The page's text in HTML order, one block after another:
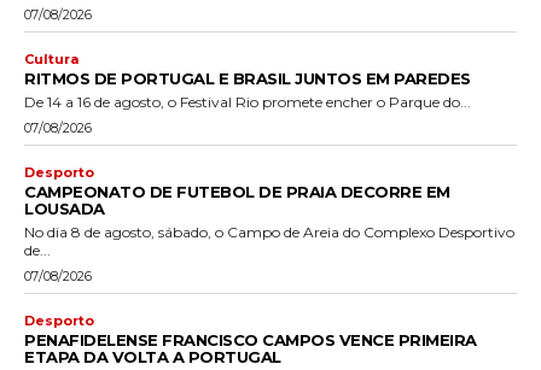
07/08/2026
Cultura
RITMOS DE PORTUGAL E BRASIL JUNTOS EM PAREDES
De 14 a 16 de agosto, o Festival Rio promete encher o Parque do...
07/08/2026
Desporto
CAMPEONATO DE FUTEBOL DE PRAIA DECORRE EM
LOUSADA
No dia 8 de agosto, sábado, o Campo de Areia do Complexo Desportivo
de...
07/08/2026
Desporto
PENAFIDELENSE FRANCISCO CAMPOS VENCE PRIMEIRA
ETAPA DA VOLTA A PORTUGAL